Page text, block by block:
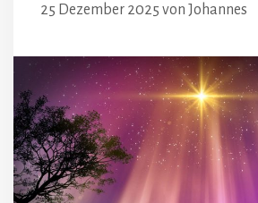
25 Dezember 2025 von Johannes